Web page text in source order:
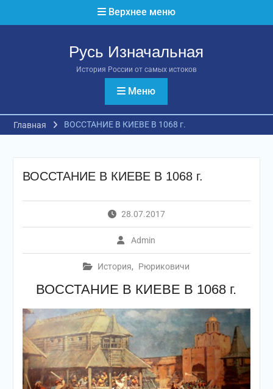
Верхнее меню
Русь Изначальная
История России от самых истоков
Меню
Главная ВОССТАНИЕ В КИЕВЕ В 1068 г.
ВОССТАНИЕ В КИЕВЕ В 1068 г.
28.07.2017
Admin
История, Рюриковичи
ВОССТАНИЕ В КИЕВЕ В 1068 г.